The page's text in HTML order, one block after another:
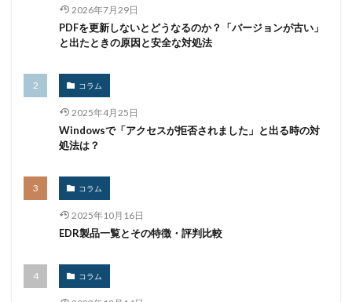
2026年7月29日
PDFを更新しないとどうなるのか？「バージョンが古い」
と出たときの原因と安全な対処法
コラム
2025年4月25日
Windowsで「アクセスが拒否されました」と出る時の対
処法は？
コラム
2025年10月16日
EDR製品一覧とその特徴・評判比較
コラム